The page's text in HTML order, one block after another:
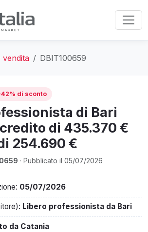
vendita DBIT100659
di sconto
di Bari
di 435.370 €
254.690 €
· Pubblicato il 05/07/2026
05/07/2026
Libero professionista da Bari
da Catania